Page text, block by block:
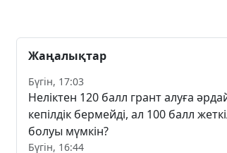
Жаңалықтар
Бүгін, 17:03
Неліктен 120 балл грант алуға
кепілдік бермейді, ал 100 балл
болуы мүмкін?
Бүгін, 16:44